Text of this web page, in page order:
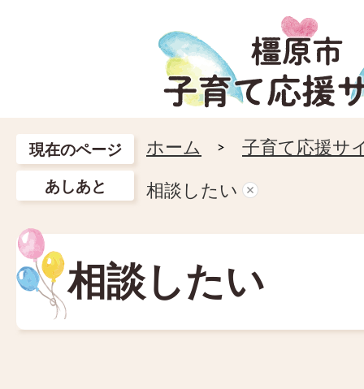
現在のページ ホーム 子育て応援サ
あしあと 相談したい
相談したい